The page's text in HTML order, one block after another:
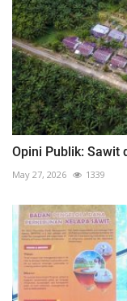
Opini Publik: Sawit
May 27, 2026 1339